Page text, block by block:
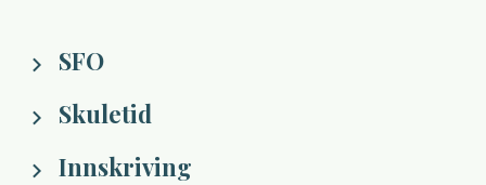
SFO
Skuletid
Innskriving